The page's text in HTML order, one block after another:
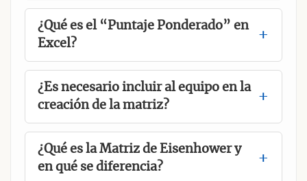
¿Qué es el “Puntaje Ponderado” en
Excel?
¿Es necesario incluir al equipo en la
creación de la matriz?
¿Qué es la Matriz de Eisenhower y
en qué se diferencia?